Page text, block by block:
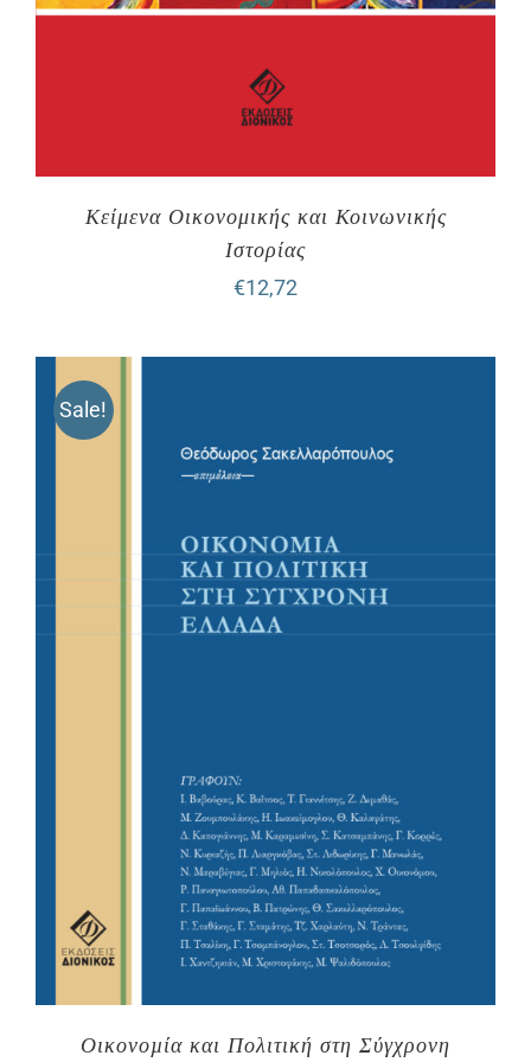
Κείμενα Οικονομικής και Κοινωνικής
Ιστορίας
€12,72
Sale!
Οικονοµία και Πολιτική στη Σύγχρονη